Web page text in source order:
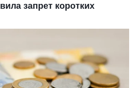
запрет коротких